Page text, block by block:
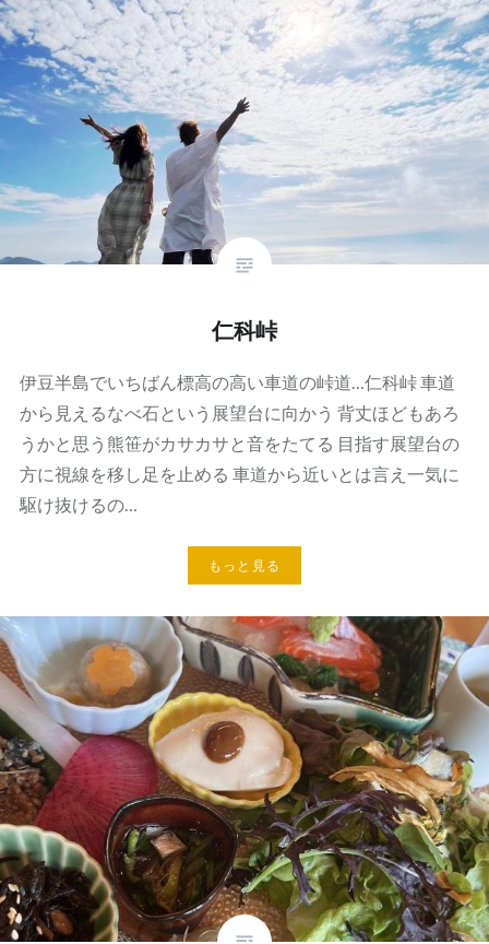
仁科峠
伊豆半島でいちばん標高の高い車道の峠道…仁科峠 車道
から見えるなべ石という展望台に向かう 背丈ほどもあろ
うかと思う熊笹がカサカサと音をたてる 目指す展望台の
方に視線を移し足を止める 車道から近いとは言え一気に
駆け抜けるの…
もっと見る